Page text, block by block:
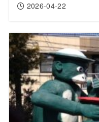
2026-04-22